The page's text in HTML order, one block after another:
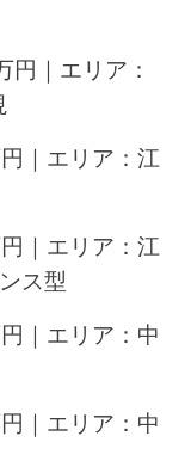
円｜エリア：
｜エリア：江
｜エリア：江
ス型
｜エリア：中
｜エリア：中